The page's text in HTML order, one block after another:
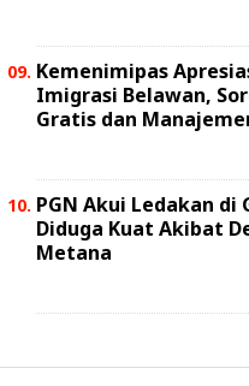
Kemenimipas
Imigrasi Belawan,
Gratis dan
PGN Akui Ledakan di
Diduga Kuat Akibat
Metana